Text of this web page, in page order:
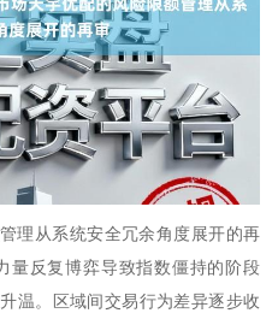
理从系统安全冗余角度展开的再
量反复博弈导致指数僵持的阶段
温。区域间交易行为差异逐步收